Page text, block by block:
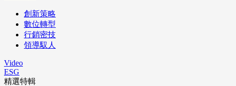
創新策略
數位轉型
行銷密技
領導馭人
Video
ESG
精選特輯